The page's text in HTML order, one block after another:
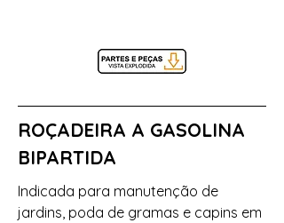
ROÇADEIRA A GASOLINA
BIPARTIDA
Indicada para manutenção de
jardins, poda de gramas e capins em